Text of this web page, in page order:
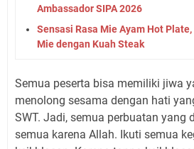
Ambassador SIPA 2026
Sensasi Rasa Mie Ayam Hot
Mie dengan Kuah Steak
Semua peserta bisa memiliki jiwa
menolong sesama dengan hati
SWT. Jadi, semua perbuatan yang
semua karena Allah. Ikuti semua